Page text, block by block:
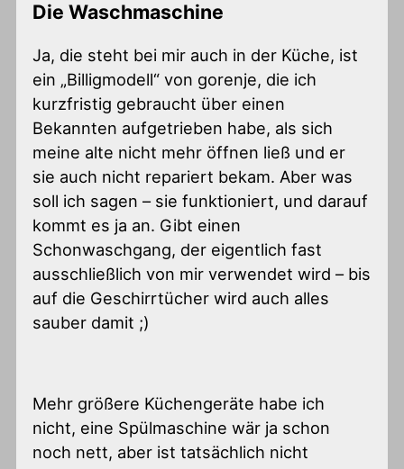
Die Waschmaschine
Ja, die steht bei mir auch in der Küche, ist
ein „Billigmodell“ von gorenje, die ich
kurzfristig gebraucht über einen
Bekannten aufgetrieben habe, als sich
meine alte nicht mehr öffnen ließ und er
sie auch nicht repariert bekam. Aber was
soll ich sagen – sie funktioniert, und darauf
kommt es ja an. Gibt einen
Schonwaschgang, der eigentlich fast
ausschließlich von mir verwendet wird – bis
auf die Geschirrtücher wird auch alles
sauber damit ;)
Mehr größere Küchengeräte habe ich
nicht, eine Spülmaschine wär ja schon
noch nett, aber ist tatsächlich nicht